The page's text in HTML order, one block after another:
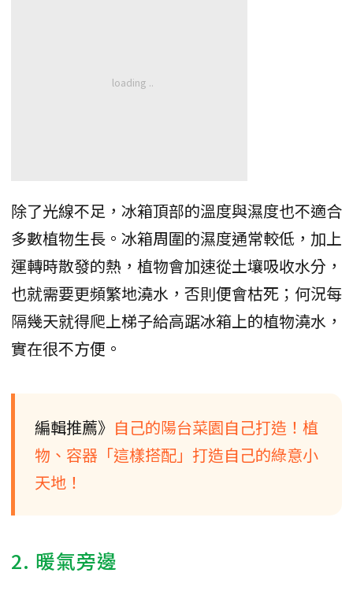
除了光線不足，冰箱頂部的溫度與濕度也不適合
多數植物生長。冰箱周圍的濕度通常較低，加上
運轉時散發的熱，植物會加速從土壤吸收水分，
也就需要更頻繁地澆水，否則便會枯死；何況每
隔幾天就得爬上梯子給高踞冰箱上的植物澆水，
實在很不方便。
編輯推薦》 自己的陽台菜園自己打造！植
物、容器「這樣搭配」打造自己的綠意小
天地！
2. 暖氣旁邊